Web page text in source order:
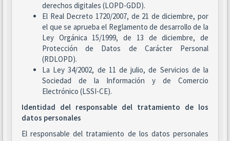
derechos digitales (LOPD-GDD).
El Real Decreto 1720/2007, de 21 de diciembre, por
el que se aprueba el Reglamento de desarrollo de la
Ley Orgánica 15/1999, de 13 de diciembre, de
Protección de Datos de Carácter Personal
(RDLOPD).
La Ley 34/2002, de 11 de julio, de Servicios de la
Sociedad de la Información y de Comercio
Electrónico (LSSI-CE).
Identidad del responsable del tratamiento de los
datos personales
El responsable del tratamiento de los datos personales